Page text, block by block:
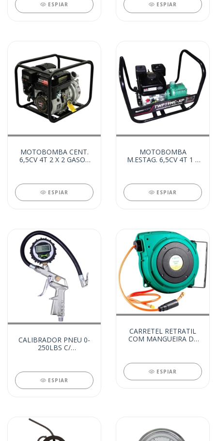
ESPIAR ESPIAR
MOTOBOMBA CENT.
6,5CV 4T 2 X 2 GASOL
ESPIAR
MOTOBOMBA
M.ESTAG. 6,5CV 4T 1 X
ESPIAR
CALIBRADOR PNEU 0-
250LBS C/
ESPIAR
CARRETEL RETRATIL
COM MANGUEIRA DE
ESPIAR